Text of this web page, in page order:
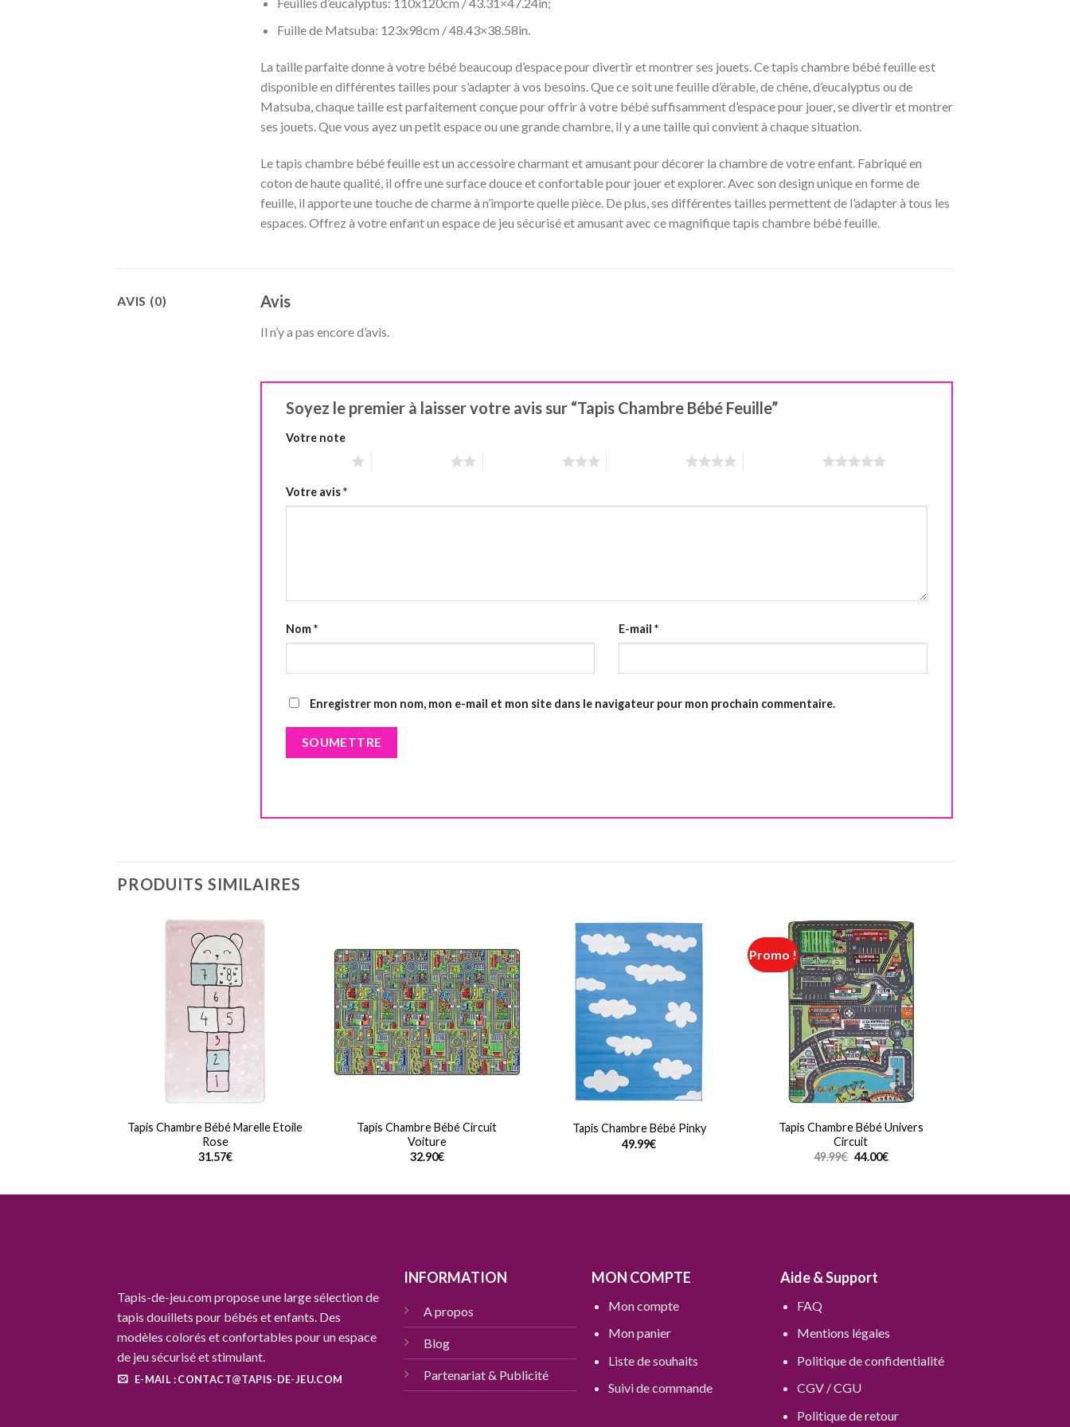
Fuille de Matsuba: 123x98cm / 48.43×38.58in.
La taille parfaite donne à votre bébé beaucoup d’espace pour divertir et montrer ses jouets. Ce tapis chambre bébé feuille est
disponible en différentes tailles pour s’adapter à vos besoins. Que ce soit une feuille d’érable, de chêne, d’eucalyptus ou de
Matsuba, chaque taille est parfaitement conçue pour offrir à votre bébé suffisamment d’espace pour jouer, se divertir et montrer
ses jouets. Que vous ayez un petit espace ou une grande chambre, il y a une taille qui convient à chaque situation.
Le tapis chambre bébé feuille est un accessoire charmant et amusant pour décorer la chambre de votre enfant. Fabriqué en
coton de haute qualité, il offre une surface douce et confortable pour jouer et explorer. Avec son design unique en forme de
feuille, il apporte une touche de charme à n’importe quelle pièce. De plus, ses différentes tailles permettent de l’adapter à tous les
espaces. Offrez à votre enfant un espace de jeu sécurisé et amusant avec ce magnifique tapis chambre bébé feuille.
AVIS (0) Avis
Il n’y a pas encore d’avis.
Soyez le premier à laisser votre avis sur “Tapis Chambre Bébé Feuille”
Votre note
Votre avis*
Nom* E-mail *
Enregistrer mon nom, mon e-mail et mon site dans le navigateur pour mon prochain commentaire.
PRODUITS SIMILAIRES
Tapis Chambre Bébé Marelle Etoile
Rose
31.57€
Tapis Chambre Bébé Circuit
Voiture
32.90€
Tapis Chambre Bébé Pinky
49.99€
Promo !
Tapis Chambre Bébé Univers
Circuit
49.99€ Le
44.00€Le
Tapis-de-jeu.com propose une large sélection de
tapis douillets pour bébés et enfants. Des
modèles colorés et confortables pour un espace
de jeu sécurisé et stimulant.
E-MAIL : CONTACT@TAPIS-DE-JEU.COM
INFORMATION
A propos
Blog
Partenariat & Publicité
MON COMPTE
Mon compte
Mon panier
Liste de souhaits
Suivi de commande
Aide & Support
FAQ
Mentions légales
Politique de confidentialité
CGV / CGU
Politique de retour